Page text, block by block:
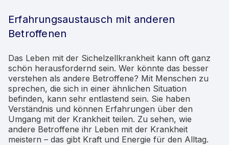
Erfahrungsaustausch mit anderen
Betroffenen
Das Leben mit der Sichelzellkrankheit kann oft ganz
schön herausfordernd sein. Wer könnte das besser
verstehen als andere Betroffene? Mit Menschen zu
sprechen, die sich in einer ähnlichen Situation
befinden, kann sehr entlastend sein. Sie haben
Verständnis und können Erfahrungen über den
Umgang mit der Krankheit teilen. Zu sehen, wie
andere Betroffene ihr Leben mit der Krankheit
meistern – das gibt Kraft und Energie für den Alltag.